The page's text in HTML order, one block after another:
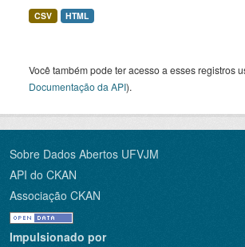
CSV HTML
Você também pode ter acesso a esses registros
Documentação da API).
Sobre Dados Abertos UFVJM
API do CKAN
Associação CKAN
Impulsionado por